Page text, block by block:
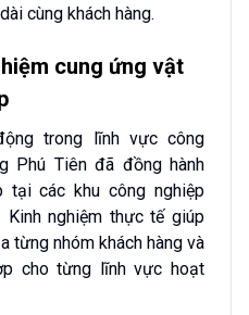
cùng khách hàng.
cung ứng vật
trong lĩnh vực công
Phú Tiên đã đồng hành
tại các khu công nghiệp
nghiệm thực tế giúp
từng nhóm khách hàng và
cho từng lĩnh vực hoạt